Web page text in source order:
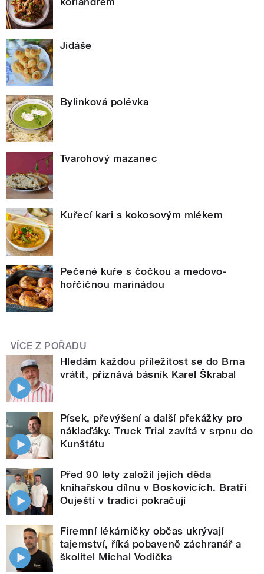
Jidáše
Bylinková polévka
Tvarohový mazanec
Kuřecí kari s kokosovým mlékem
Pečené kuře s čočkou a medovo-
hořčičnou marinádou
VÍCE Z POŘADU
Hledám každou příležitost se do Brna
vrátit, přiznává básník Karel Škrabal
Písek, převýšení a další překážky pro
náklaďáky. Truck Trial zavítá v srpnu do
Kunštátu
Před 90 lety založil jejich děda
knihařskou dílnu v Boskovicích. Bratři
Ouještí v tradici pokračují
Firemní lékárničky občas ukrývají
tajemství, říká pobaveně záchranář a
školitel Michal Vodička